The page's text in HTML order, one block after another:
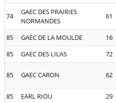
74
GAEC DES PRAIRIES
NORMANDES
61
85 GAEC DE LA MOULDE 16
85
GAEC DES LILAS 72
85 GAEC CARON 62
85 EARL RIOU 29